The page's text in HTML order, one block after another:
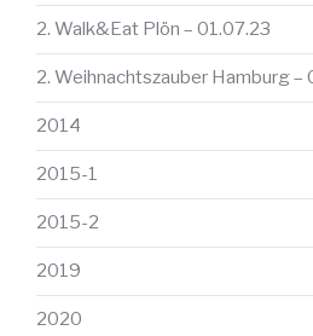
2. Walk&Eat Plön – 01.07.23
2. Weihnachtszauber Hamburg –
2014
2015-1
2015-2
2019
2020